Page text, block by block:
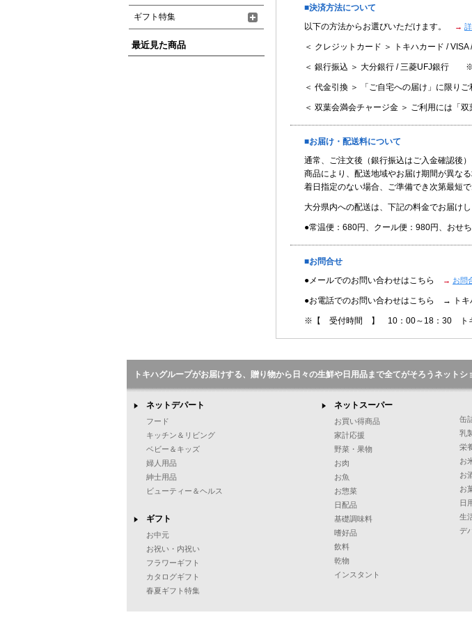
■決済方法について
以下の方法からお選びいただけます。
→
＜ クレジットカード ＞ トキハカード /
＜ 銀行振込 ＞ 大分銀行 / 三菱UFJ銀行 ※
＜ 代金引換 ＞ 「ご自宅への届け」に限り
＜ 双葉会満会チャージ金 ＞ ご利用には「
■お届け・配送料について
通常、ご注文後（銀行振込はご入金確認後
商品により、配送地域やお届け期間が異なる
着日指定のない場合、ご準備でき次第最短で
大分県内への配送は、下記の料金でお届け
●常温便：680円、クール便：980円、おせ
■お問合せ
●メールでのお問い合わせはこちら
→ お問
●お電話でのお問い合わせはこちら → トキ
※【 受付時間 】 10：00～18：30 トキ
ギフト特集
最近見た商品
トキハグループがお届けする、贈り物から日々の生鮮や日用品まで全てがそろうネットシ
ネットデパート
フード
キッチン＆リビング
ベビー＆キッズ
婦人用品
紳士用品
ビューティー＆ヘルス
ギフト
お中元
お祝い・内祝い
フラワーギフト
カタログギフト
春夏ギフト特集
ネットスーパー
お買い得商品
家計応援
野菜・果物
お肉
お魚
お惣菜
日配品
基礎調味料
嗜好品
飲料
乾物
インスタント
缶
乳
栄
お
お
お
日
生
デ